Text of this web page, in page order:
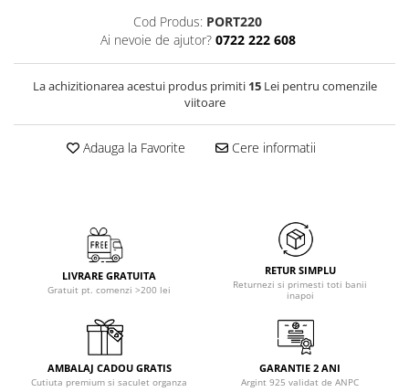
Cod Produs: PORT220
Ai nevoie de ajutor? 0722 222 608
La achizitionarea acestui produs primiti 15Lei pentru comenzile
viitoare
Adauga la Favorite Cere informatii
LIVRARE GRATUITA
Gratuit pt. comenzi >200 lei
RETUR SIMPLU
Returnezi si primesti toti banii
inapoi
AMBALAJ CADOU GRATIS
Cutiuta premium si saculet organza
GARANTIE 2 ANI
Argint 925 validat de ANPC